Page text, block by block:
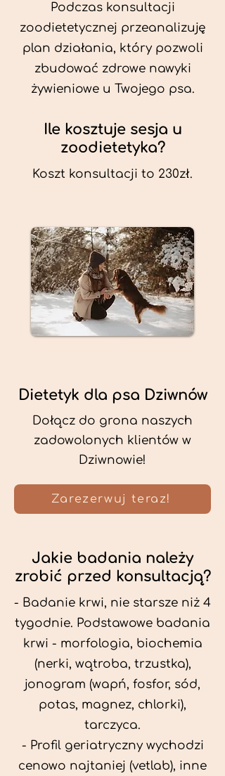
Podczas konsultacji
zoodietetycznej przeanalizuję
plan działania, który pozwoli
zbudować zdrowe nawyki
żywieniowe u Twojego psa.
Ile kosztuje sesja u
zoodietetyka?
Koszt konsultacji to 230zł.
Dietetyk dla psa Dziwnów
Dołącz do grona naszych
zadowolonych klientów w
Dziwnowie!
Zarezerwuj teraz!
Jakie badania należy
zrobić przed konsultacją?
- Badanie krwi, nie starsze niż 4
tygodnie. Podstawowe badania
krwi - morfologia, biochemia
(nerki, wątroba, trzustka),
jonogram (wapń, fosfor, sód,
potas, magnez, chlorki),
tarczyca.
- Profil geriatryczny wychodzi
cenowo najtaniej (vetlab), inne